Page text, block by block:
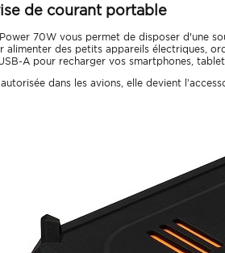
de courant portable
70W vous permet de disposer d'une
des petits appareils électriques,
A pour recharger vos smartphones,
dans les avions, elle devient